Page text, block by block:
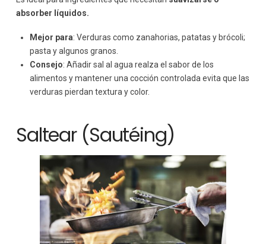
absorber líquidos.
Mejor para: Verduras como zanahorias, patatas y brócoli;
pasta y algunos granos.
Consejo: Añadir sal al agua realza el sabor de los
alimentos y mantener una cocción controlada evita que las
verduras pierdan textura y color.
Saltear (Sautéing)